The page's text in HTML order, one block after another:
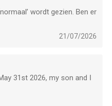
wordt gezien. Ben er
21/07/2026
31st 2026, my son and I
thriller and